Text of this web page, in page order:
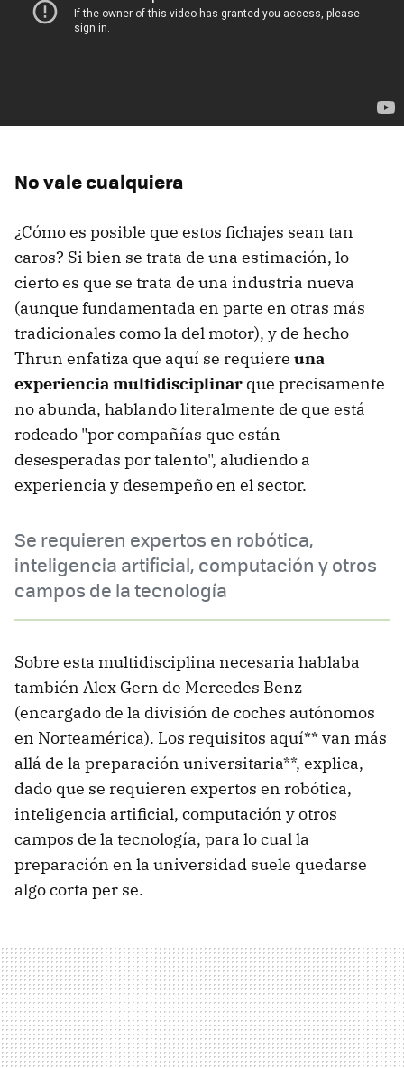
No vale cualquiera
¿Cómo es posible que estos fichajes sean tan
caros? Si bien se trata de una estimación, lo
cierto es que se trata de una industria nueva
(aunque fundamentada en parte en otras más
tradicionales como la del motor), y de hecho
Thrun enfatiza que aquí se requiere una
experiencia multidisciplinar que precisamente
no abunda, hablando literalmente de que está
rodeado "por compañías que están
desesperadas por talento", aludiendo a
experiencia y desempeño en el sector.
Se requieren expertos en robótica,
inteligencia artificial, computación y otros
campos de la tecnología
Sobre esta multidisciplina necesaria hablaba
también Alex Gern de Mercedes Benz
(encargado de la división de coches autónomos
en Norteamérica). Los requisitos aquí** van más
allá de la preparación universitaria**, explica,
dado que se requieren expertos en robótica,
inteligencia artificial, computación y otros
campos de la tecnología, para lo cual la
preparación en la universidad suele quedarse
algo corta per se.